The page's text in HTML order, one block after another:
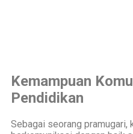
Kemampuan
Pendidikan
Sebagai seorang pramugari,